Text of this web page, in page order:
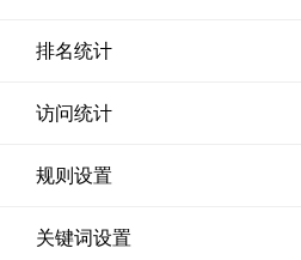
排名统计
访问统计
规则设置
关键词设置